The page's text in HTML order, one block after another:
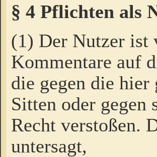
§ 4 Pflichten als
(1) Der Nutzer ist
Kommentare auf
die gegen die hier
Sitten oder gegen
Recht verstoßen.
untersagt,